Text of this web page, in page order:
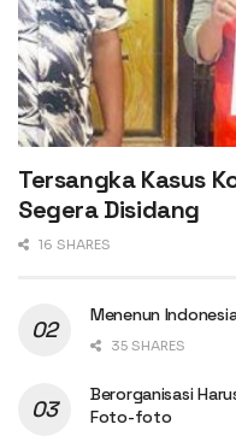
Tersangka Kasus
Segera Disidang
16 SHARES
Menenun
35 SHARES
Berorganisasi
Foto-foto